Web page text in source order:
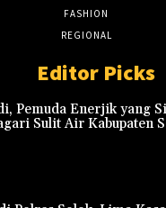
FASHION
REGIONAL
Editor Picks
Pemuda Enerjik yang
Sulit Air Kabupaten